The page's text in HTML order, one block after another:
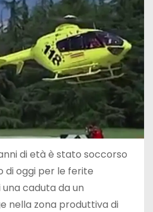
di età è stato soccorso
di oggi per le ferite
caduta da un
nella zona produttiva di